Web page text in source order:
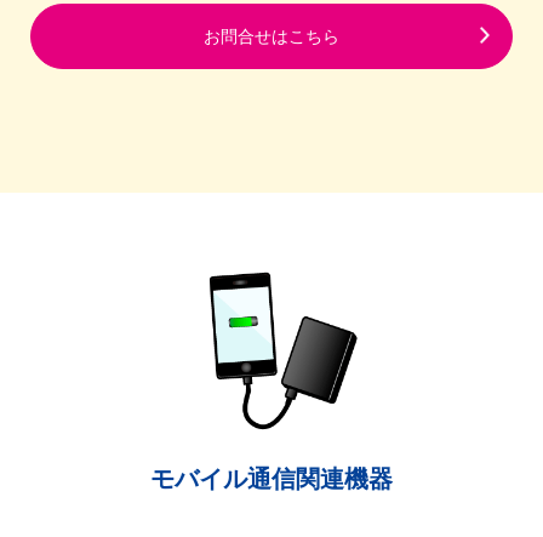
お問合せはこちら
モバイル通信関連機器